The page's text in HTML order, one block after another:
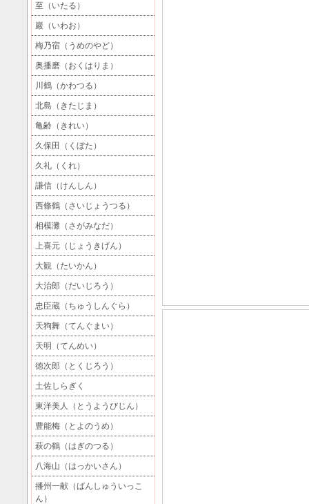
至（いたる）
巖（いわお）
梅乃宿（うめのやど）
奥播磨（おくはりま）
川鶴（かわつる）
北島（きたじま）
亀齢（きれい）
久保田（くぼた）
久礼（くれ）
謙信（けんしん）
西條鶴（さいじょうつる）
相模灘（さがみなだ）
上喜元（じょうきげん）
大観（たいかん）
大治郎（だいじろう）
忠臣蔵（ちゅうしんぐら）
天狗舞（てんぐまい）
天明（てんめい）
徳次郎（とくじろう）
土佐しらぎく
東洋美人（とうようびじん）
豊能梅（とよのうめ）
萩の鶴（はぎのつる）
八海山（はっかいさん）
播州一献（ばんしゅういっこ
ん）